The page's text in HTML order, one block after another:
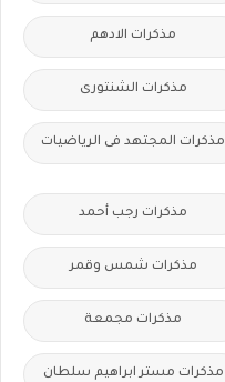
مذكرات الادهم
مذكرات الشنتورى
مذكرات المجتهد فى الرياضيات
مذكرات رجب أحمد
مذكرات شمس وقمر
مذكرات مجمعة
مذكرات مستر ابراهيم سلطان